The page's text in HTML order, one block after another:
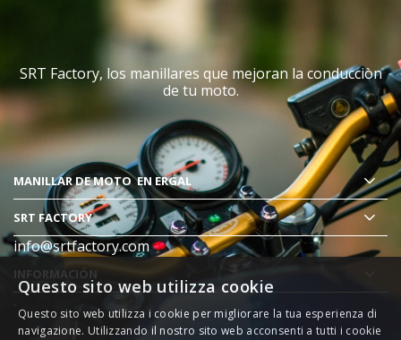
SRT Factory, los manillares que mejoran la conducciòn
de tu moto.
MANILLAR DE MOTOEN ERGAL
SRT FACTORY
info@srtfactory.com
INFORMACIÓN
.
Questo sito web utilizza cookie
Questo sito web utilizza i cookie per migliorare la tua esperienza di
navigazione. Utilizzando il nostro sito web acconsenti a tutti i cookie